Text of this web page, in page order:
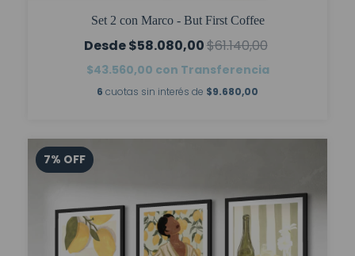
Set 2 con Marco - But First Coffee
$58.080,00$61.140,00
$43.560,00 con Transferencia
6 cuotas sin interés de $9.680,00
7% OFF